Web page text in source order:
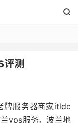

评测
牌服务器商家itldc
vps服务。波兰地